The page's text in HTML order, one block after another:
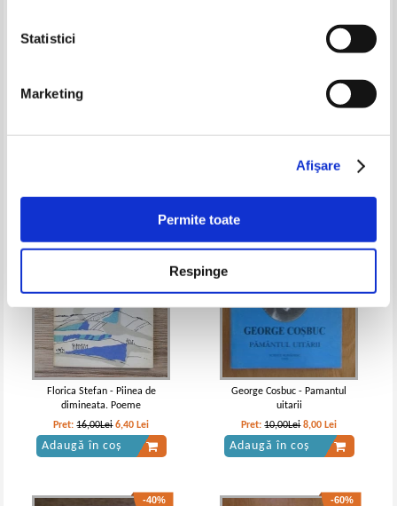
Statistici
Marketing
Afişare
Permite toate
Respinge
Liviu Ailincai - Un fel de tinerete Dan Giju - Elegii barbare
Florica Stefan - Piinea de
dimineata. Poeme
Pret:16,00Lei 6,40 Lei
Adaugă în coș
George Cosbuc - Pamantul
uitarii
Pret:10,00Lei 8,00 Lei
Adaugă în coș
-40% -60%